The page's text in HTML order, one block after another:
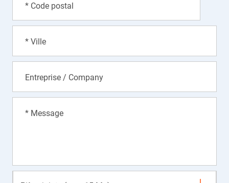
* Code postal
* Ville
Entreprise / Company
* Message